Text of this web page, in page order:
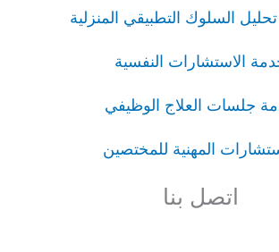
السلوك التطبيقي المنزلية
الاستشارات النفسية
جلسات العلاج الوظيفي
المهنية للمختصين
اتصل بنا